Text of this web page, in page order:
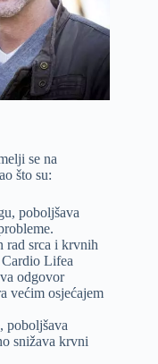
se na
što su:
poboljšava
rad srca i krvnih
Lifea
odgovor
većim osjećajem
poboljšava
snižava krvni